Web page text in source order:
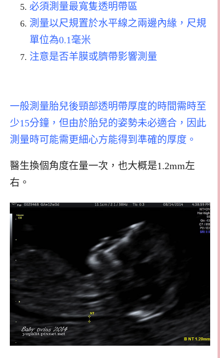
必須測量最寬隻透明帶區
測量以尺規置於水平線之兩邊內緣，尺規
單位為0.1毫米
注意是否羊膜或臍帶影響測量
一般測量胎兒後頸部透明帶厚度的時間需時至
少15分鐘，但由於胎兒的姿勢未必適合，因此
測量時可能需更細心方能得到準確的厚度。
醫生換個角度在量一次，也大概是1.2mm左
右。